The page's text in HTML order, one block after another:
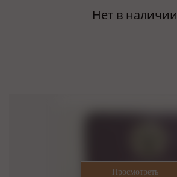
Нет в наличии